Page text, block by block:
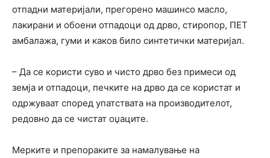
отпадни материјали, прегорено машинсо масло,
лакирани и обоени отпадоци од дрво, стиропор, ПЕТ
амбалажа, гуми и каков било синтетички материјал.
– Да се користи суво и чисто дрво без примеси од
земја и отпадоци, печките на дрво да се користат и
одржуваат според упатствата на производителот,
редовно да се чистат оџаците.
Мерките и препораките за намалување на